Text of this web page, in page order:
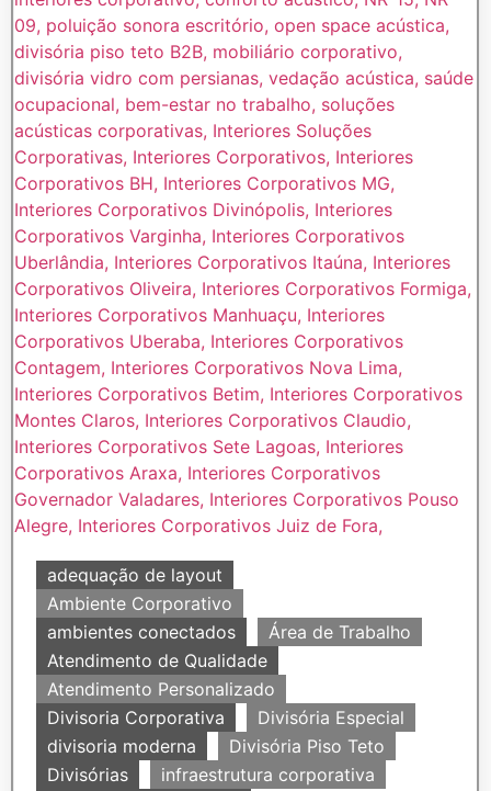
adequação de layout
Ambiente Corporativo
ambientes conectados
Área de Trabalho
Atendimento de Qualidade
Atendimento Personalizado
Divisoria Corporativa
Divisória Especial
divisoria moderna
Divisória Piso Teto
Divisórias
infraestrutura corporativa